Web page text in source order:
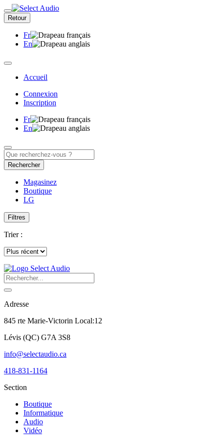
Retour
Fr
En
Accueil
Connexion
Inscription
Fr
En
Rechercher
Magasinez
Boutique
LG
Filtres
Trier :
Adresse
845 rte Marie-Victorin Local:12
Lévis (QC) G7A 3S8
info@selectaudio.ca
418-831-1164
Section
Boutique
Informatique
Audio
Vidéo